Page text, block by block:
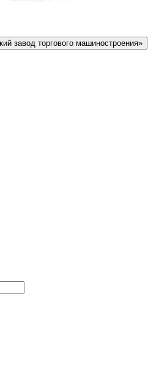
завод торгового машиностроения»